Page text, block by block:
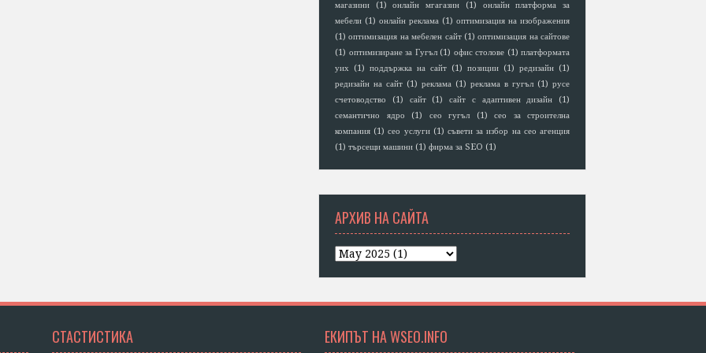
магазини
(1) онлайн мгагазин (1)
онлайн платформа за
мебели (1) онлайн реклама (1) оптимизация на изображения
(1) оптимизация на мебелен сайт (1) оптимизация на сайтове
(1) оптимизиране за Гугъл (1) офис столове (1) платформата
уих (1) поддържка на сайт (1) позиции (1) редизайн (1)
редизайн на сайт (1) реклама (1) реклама в гугъл (1) русе
счетоводство
(1) сайт (1) сайт с адаптивен дизайн
(1)
семантично ядро
(1) сео гугъл (1)
сео за строителна
компания (1) сео услуги (1) съвети за избор на сео агенция
(1) търсещи машини (1) фирма за SEO (1)
АРХИВ НА САЙТА
СТАСТИСТИКА ЕКИПЪТ НА WSEO.INFO